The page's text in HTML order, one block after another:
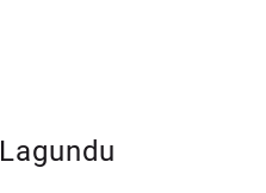
Lagundu